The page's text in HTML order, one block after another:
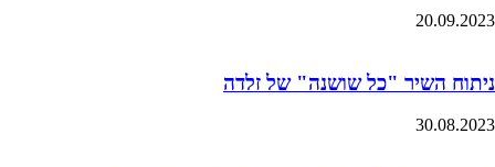
20.09.2023
ניתוח השיר "כל שושנה" של זלדה
30.08.2023